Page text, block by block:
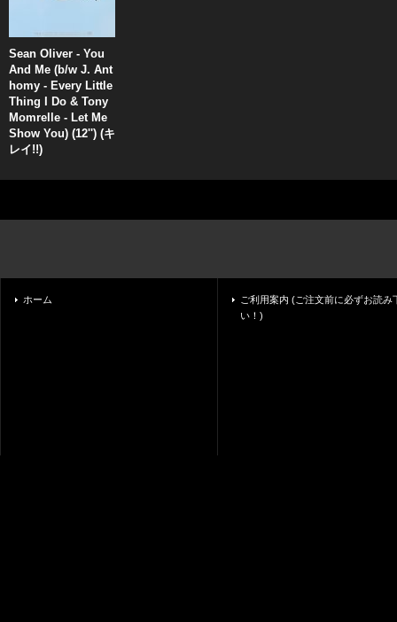
Sean Oliver - You
And Me (b/w J. Ant
homy - Every Little
Thing I Do & Tony
Momrelle - Let Me
Show You) (12'') (キ
レイ!!)
ホーム
ご利用案内 (ご注文前に必ずお読み
い！)